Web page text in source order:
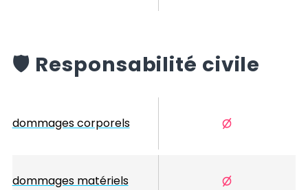
️🛡️ Responsabilité civile
dommages corporels
dommages matériels